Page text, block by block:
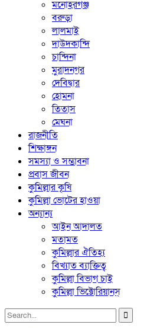
মনোহরগঞ্জ
বরুড়া
লালমাই
দাউদকান্দি
চান্দিনা
মুরাদনগর
দেবিদ্বার
হোমনা
তিতাস
মেঘনা
রাজনীতি
শিক্ষাঙ্গন
সমস্যা ও সম্ভাবনা
প্রবাস জীবন
কুমিল্লার কৃষি
কুমিল্লা ভোটের হাওয়া
অন্যান্য
আইন আদালত
মতামত
কুমিল্লার ঐতিহ্য
বিখ্যাত ব্যাক্তিত্ব
কুমিল্লা বিভাগ চাই
কুমিল্লা ভিক্টোরিয়ানস্